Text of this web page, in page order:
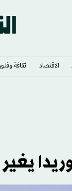
الاقتصاد ثقافة